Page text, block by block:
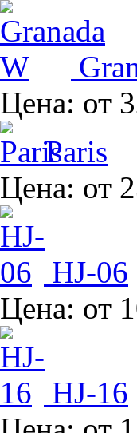
Цена: от
Paris
Цена: от
HJ-06
Цена: от
HJ-16